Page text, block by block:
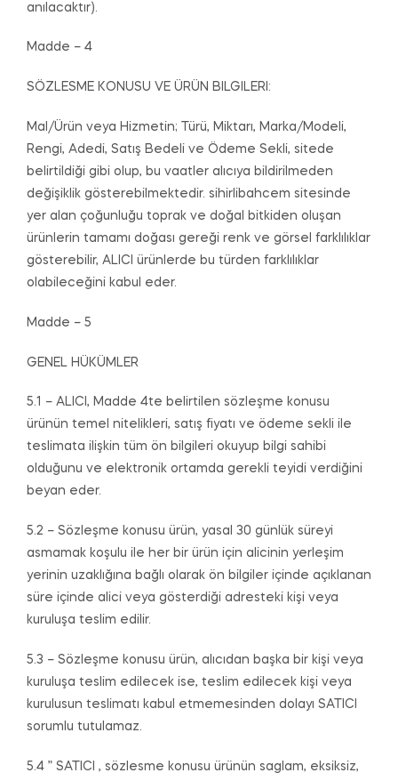
anılacaktır).
Madde – 4
SÖZLESME KONUSU VE ÜRÜN BILGILERI:
Mal/Ürün veya Hizmetin; Türü, Miktarı, Marka/Modeli,
Rengi, Adedi, Satış Bedeli ve Ödeme Sekli, sitede
belirtildiği gibi olup, bu vaatler alıcıya bildirilmeden
değişiklik gösterebilmektedir. sihirlibahcem sitesinde
yer alan çoğunluğu toprak ve doğal bitkiden oluşan
ürünlerin tamamı doğası gereği renk ve görsel farklılıklar
gösterebilir, ALICI ürünlerde bu türden farklılıklar
olabileceğini kabul eder.
Madde – 5
GENEL HÜKÜMLER
5.1 – ALICI, Madde 4te belirtilen sözleşme konusu
ürünün temel nitelikleri, satış fiyatı ve ödeme sekli ile
teslimata ilişkin tüm ön bilgileri okuyup bilgi sahibi
olduğunu ve elektronik ortamda gerekli teyidi verdiğini
beyan eder.
5.2 – Sözleşme konusu ürün, yasal 30 günlük süreyi
asmamak koşulu ile her bir ürün için alicinin yerleşim
yerinin uzaklığına bağlı olarak ön bilgiler içinde açıklanan
süre içinde alici veya gösterdiği adresteki kişi veya
kuruluşa teslim edilir.
5.3 – Sözleşme konusu ürün, alıcıdan başka bir kişi veya
kuruluşa teslim edilecek ise, teslim edilecek kişi veya
kurulusun teslimatı kabul etmemesinden dolayı SATICI
sorumlu tutulamaz.
5.4 ” SATICI , sözlesme konusu ürünün saglam, eksiksiz,